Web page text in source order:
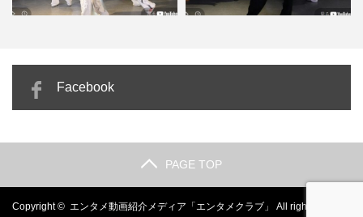
Jane Kim「PEPPA POT」腰を落
Facebook
PAGE TOP
Copyright © エンタメ動画紹介メディア「エンタメクラブ」
All rights